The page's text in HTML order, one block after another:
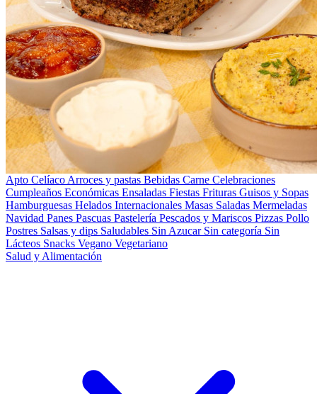
Apto Celíaco Arroces y pastas Bebidas Carne Celebraciones
Cumpleaños Económicas Ensaladas Fiestas Frituras Guisos y Sopas
Hamburguesas Helados Internacionales Masas Saladas Mermeladas
Navidad Panes Pascuas Pastelería Pescados y Mariscos Pizzas Pollo
Postres Salsas y dips Saludables Sin Azucar Sin categoría Sin
Lácteos Snacks Vegano Vegetariano
Salud y Alimentación